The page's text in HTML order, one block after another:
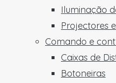
Iluminação
Projectores
Comando e
Caixas de
Botoneiras